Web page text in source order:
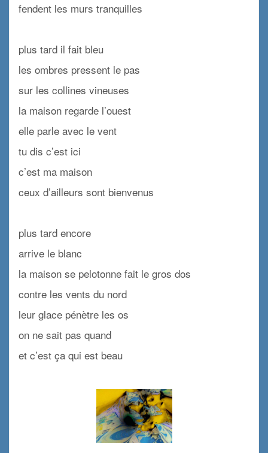
fendent les murs tranquilles
plus tard il fait bleu
les ombres pressent le pas
sur les collines vineuses
la maison regarde l’ouest
elle parle avec le vent
tu dis c’est ici
c’est ma maison
ceux d’ailleurs sont bienvenus
plus tard encore
arrive le blanc
la maison se pelotonne fait le gros dos
contre les vents du nord
leur glace pénètre les os
on ne sait pas quand
et c’est ça qui est beau